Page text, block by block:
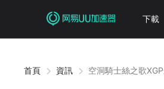
下載
首頁 資訊 空洞騎士絲之歌